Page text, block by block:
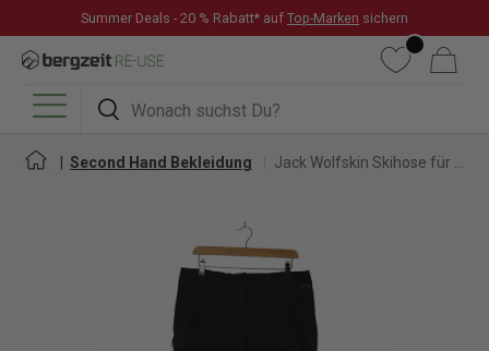
DIREKT ZUM INHALT
Summer Deals - 20 % Rabatt* auf Top-Marken sichern
Suchen
Suchen
WunschlisteWarenkorb
Menü
Second Hand Bekleidung